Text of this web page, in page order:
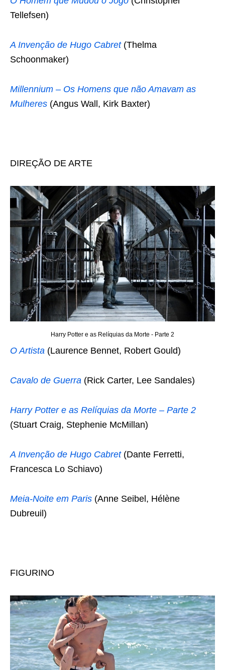
Tellefsen)
A Invenção de Hugo Cabret(Thelma
Schoonmaker)
Millennium – Os Homens que não Amavam as
Mulheres (Angus Wall, Kirk Baxter)
DIREÇÃO DE ARTE
Harry Potter e as Relíquias da Morte - Parte 2
O Artista (Laurence Bennet, Robert Gould)
Cavalo de Guerra (Rick Carter, Lee Sandales)
Harry Potter e as Relíquias da Morte – Parte 2
(Stuart Craig, Stephenie McMillan)
A Invenção de Hugo Cabret(Dante Ferretti,
Francesca Lo Schiavo)
Meia-Noite em Paris (Anne Seibel, Hélène
Dubreuil)
FIGURINO